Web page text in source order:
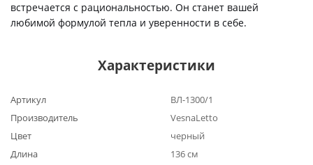
встречается с рациональностью. Он станет вашей
любимой формулой тепла и уверенности в себе.
Характеристики
Артикул
ВЛ-1300/1
Производитель
VesnaLetto
Цвет
черный
Длина
136 см